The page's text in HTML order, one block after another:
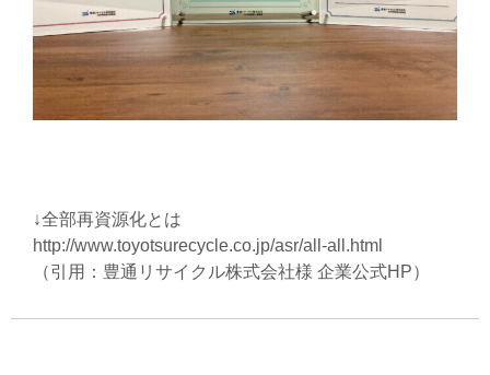
↓全部再資源化とは
http://www.toyotsurecycle.co.jp/asr/all-all.html
（引用：豊通リサイクル株式会社様 企業公式HP）